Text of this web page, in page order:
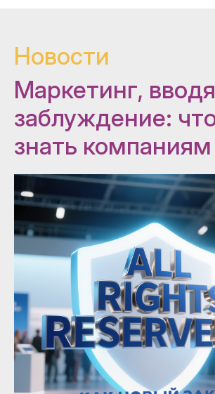
Новости
Маркетинг,
заблуждение:
знать компаниям